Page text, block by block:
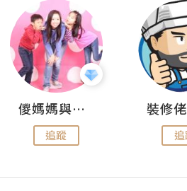
儍媽媽與兩隻小魔怪之家
追蹤